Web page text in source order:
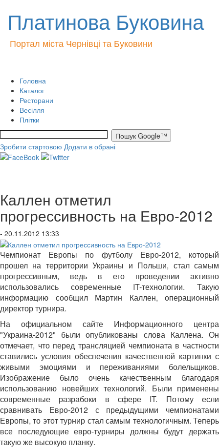
Платинова Буковина
Портал міста Чернівці та Буковини
Головна
Каталог
Ресторани
Весілля
Плітки
Зробити стартовою Додати в обрані
Каллен отметил
прогрессивность на Евро-2012
- 20.11.2012 13:33
Чемпионат Европы по футболу Евро-2012, который
прошел на территории Украины и Польши, стал самым
прогрессивным, ведь в его проведении активно
использовались современные IT-технологии. Такую
информацию сообщил Мартин Каллен, операционный
директор турнира.
На официальном сайте Информационного центра
"Украина-2012" были опубликованы слова Каллена. Он
отмечает, что перед трансляцией чемпионата в частности
ставились условия обеспечения качественной картинки с
живыми эмоциями и переживаниями болельщиков.
Изображение было очень качественным благодаря
использованию новейших технологий. Были применены
современные разрабоки в сфере IT. Потому если
сравнивать Евро-2012 с предыдущими чемпионатами
Европы, то этот турнир стал самым технологичным. Теперь
все последующие евро-турниры должны будут держать
такую же высокую планку.